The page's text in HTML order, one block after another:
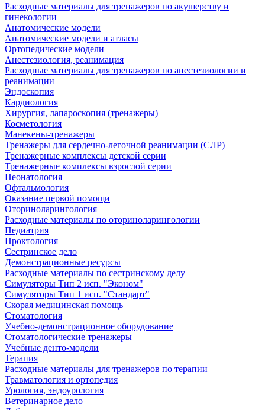
Расходные материалы для тренажеров по акушерству и
гинекологии
Анатомические модели
Анатомические модели и атласы
Ортопедические модели
Анестезиология, реанимация
Расходные материалы для тренажеров по анестезиологии и
реанимации
Эндоскопия
Кардиология
Хирургия, лапароскопия (тренажеры)
Косметология
Манекены-тренажеры
Тренажеры для сердечно-легочной реанимации (СЛР)
Тренажерные комплексы детской серии
Тренажерные комплексы взрослой серии
Неонатология
Офтальмология
Оказание первой помощи
Оториноларингология
Расходные материалы по оториноларингологии
Педиатрия
Проктология
Сестринское дело
Демонстрационные ресурсы
Расходные материалы по сестринскому делу
Симуляторы Тип 2 исп. "Эконом"
Симуляторы Тип 1 исп. "Стандарт"
Скорая медицинская помощь
Стоматология
Учебно-демонстрационное оборудование
Стоматологические тренажеры
Учебные денто-модели
Терапия
Расходные материалы для тренажеров по терапии
Травматология и ортопедия
Урология, эндоурология
Ветеринарное дело